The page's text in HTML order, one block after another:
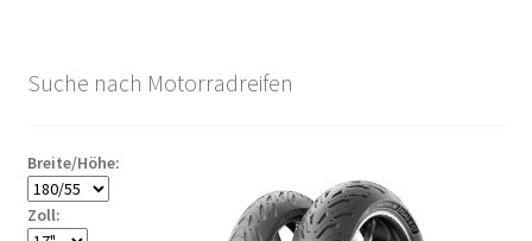
Suche nach Motorradreifen
Breite/Höhe:
Zoll: